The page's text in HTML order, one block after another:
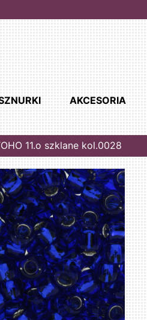
AKCESORIA
11.o szklane kol.0028